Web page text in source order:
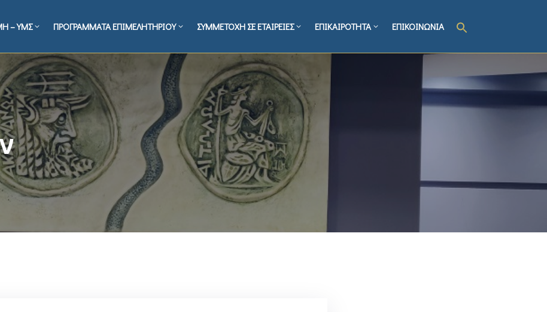
– ΥΜΣ ΠΡΟΓΡΑΜΜΑΤΑ ΕΠΙΜΕΛΗΤΗΡΙΟΥ ΣΥΜΜΕΤΟΧΗ ΣΕ ΕΤΑΙΡΕΙΕΣ ΕΠΙΚΑΙΡΟΤΗΤΑ ΕΠΙΚΟΙΝΩΝΙΑ